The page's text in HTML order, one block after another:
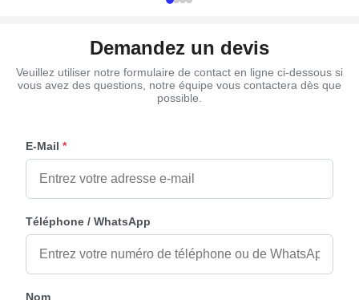
Demandez un devis
Veuillez utiliser notre formulaire de contact en ligne ci-dessous si
vous avez des questions, notre équipe vous contactera dès que
possible.
E-Mail *
Téléphone / WhatsApp
Nom